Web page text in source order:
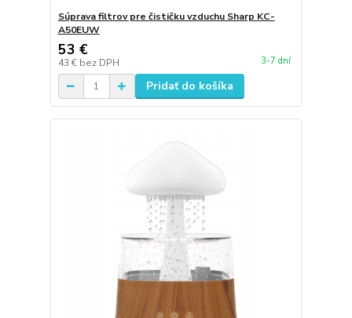
Súprava filtrov pre čističku vzduchu Sharp KC-
A50EUW
53 €
43 € bez DPH 3-7 dní
Pridať do košíka